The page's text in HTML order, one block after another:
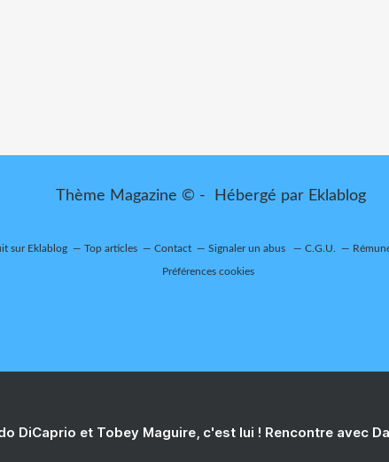
Thème Magazine © - Hébergé par Eklablog
sur Eklablog Top articles Contact Signaler un abus C.G.U.
Préférences cookies
DiCaprio et Tobey Maguire, c'est lui ! Rencontre avec